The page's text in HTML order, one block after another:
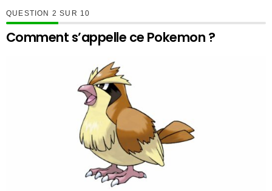
QUESTION SUR 10
Comment s’appelle ce Pokemon ?